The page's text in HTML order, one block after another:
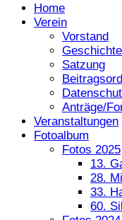
Home
Verein
Vorstand
Geschichte
Satzung
Anträge/
Veranstaltungen
Fotoalbum
Fotos 2025
13.
28.
33.
60.